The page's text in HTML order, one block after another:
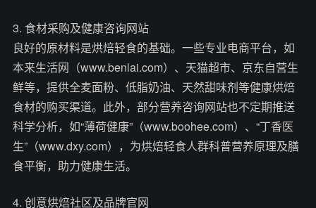
3. 食材采购及健康咨询网站
良好的原材料是烘焙轻食的基础。一些专业电商平台，如
本来生活网（www.benlai.com）、天猫超市、京东自营生
鲜等，提供全麦面粉、低脂奶油、天然甜味剂等健康烘焙
食材的购买渠道。此外，部分营养咨询网站也不定期推送
科学分析，如“薄荷健康”（www.boohee.com）、“丁香医
生”（www.dxy.com），为烘焙轻食人群科普营养原理及膳
食平衡，助力健康生活。
4. 创意烘焙社区及品牌官网